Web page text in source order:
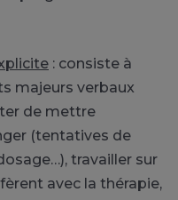
: consiste à
majeurs verbaux
de mettre
(tentatives de
travailler sur
avec la thérapie,